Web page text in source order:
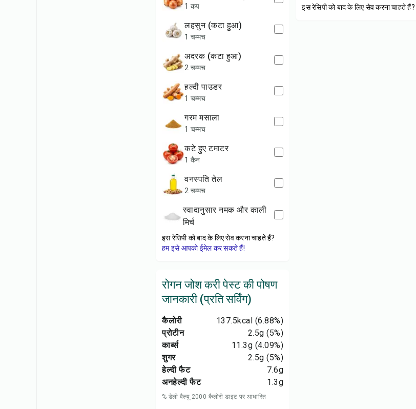
1 कप
लहसुन (कटा हुआ)
1 चम्मच
अदरक (कटा हुआ)
2 चम्मच
हल्दी पाउडर
1 चम्मच
गरम मसाला
1 चम्मच
कटे हुए टमाटर
1 कैन
वनस्पति तेल
2 चम्मच
स्वादानुसार नमक और काली
मिर्च
इस रेसिपी को बाद के लिए सेव करना चाहते हैं?
हम इसे आपको ईमेल कर सकते हैं!
रोगन जोश करी पेस्ट की पोषण
जानकारी (प्रति सर्विंग)
कैलोरी 137.5kcal (6.88%)
प्रोटीन
2.5g (5%)
कार्ब्स
11.3g (4.09%)
शुगर
2.5g (5%)
हेल्दी फैट
7.6g
अनहेल्दी फैट
1.3g
% डेली वैल्यू 2000 कैलोरी डाइट पर आधारित
इस रेसिपी को बाद के लिए सेव करना चाहते हैं?